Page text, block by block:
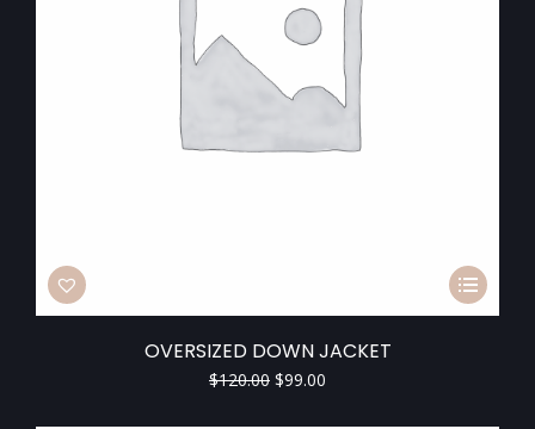
OVERSIZED DOWN JACKET
$120.00 $99.00